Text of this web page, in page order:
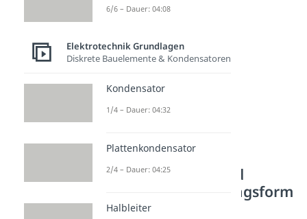
widerspricht.
Lenzsche Regel und
Induktionsspannungsform
el
6/6 – Dauer: 04:08
Elektrotechnik Grundlagen
Diskrete Bauelemente & Kondensatoren
Kondensator
1/4 – Dauer: 04:32
Plattenkondensator
2/4 – Dauer: 04:25
Halbleiter